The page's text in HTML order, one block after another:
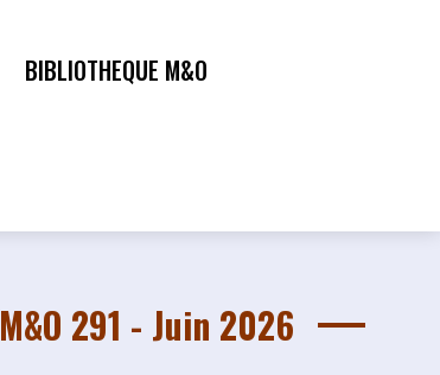
BIBLIOTHEQUE M&O
M&O 291 - Juin 2026